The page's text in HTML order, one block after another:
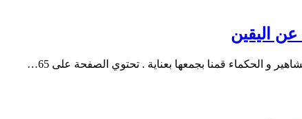
و الحكماء قمنا بجمعها بعناية . تحتوي الصفحة على 65…